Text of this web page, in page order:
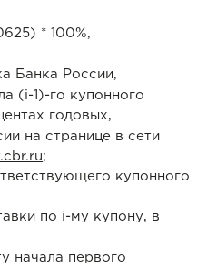
* 100%,
Банка России,
(i-1)-го купонного
годовых,
на странице в сети
;
купонного
по i-му купону, в
начала первого